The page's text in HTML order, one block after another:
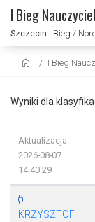
I Bieg
Szczecin · Bieg /
I Bieg
Wyniki dla
Aktualizacja:
2026-08-07
14:40:29
KRZYSZTOF